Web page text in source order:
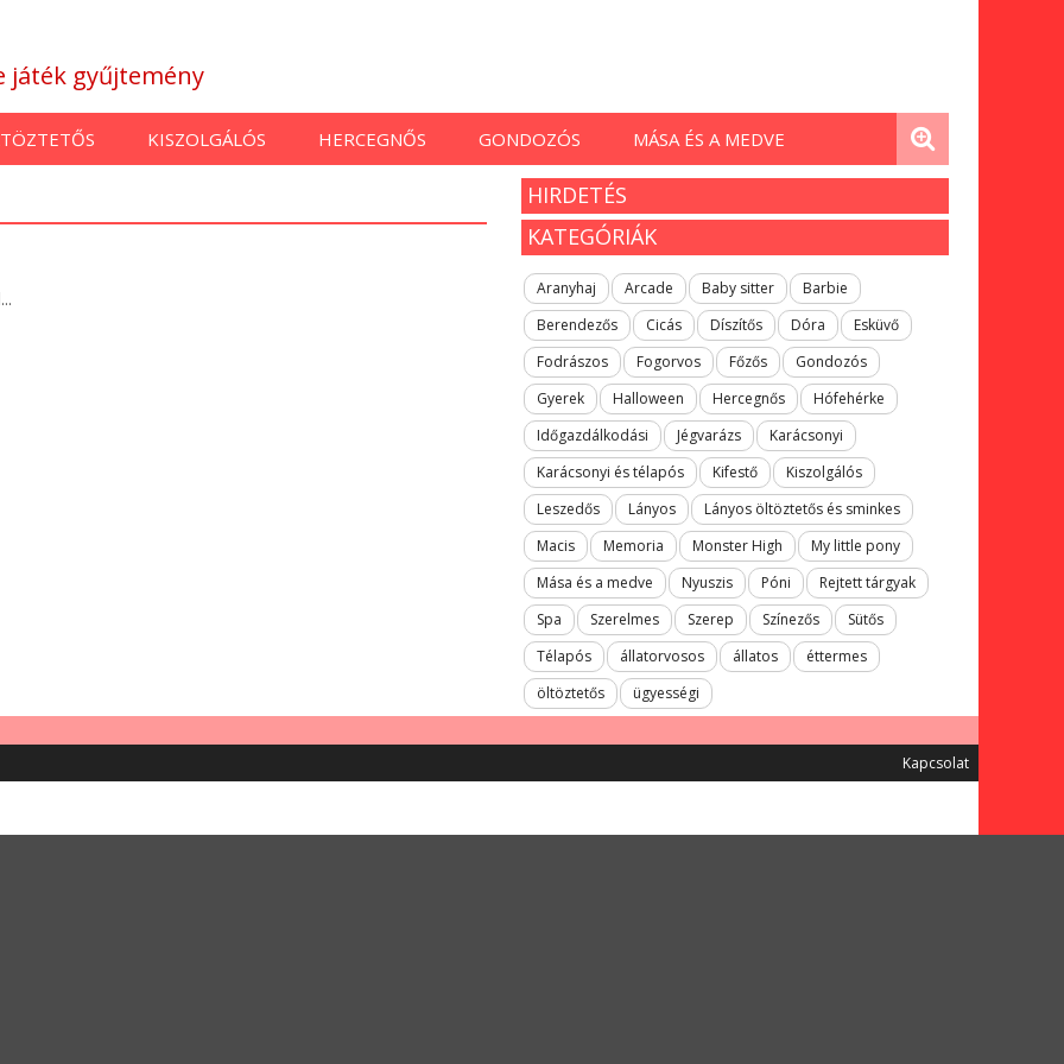
játék gyűjtemény
KISZOLGÁLÓS HERCEGNŐS GONDOZÓS MÁSA ÉS A MEDVE
HIRDETÉS
KATEGÓRIÁK
Aranyhaj Arcade Baby sitter
Barbie
Berendezős
Cicás Díszítős Dóra
Esküvő
Fodrászos
Fogorvos Főzős
Gondozós
Gyerek
Halloween Hercegnős
Hófehérke
Időgazdálkodási
Jégvarázs
Karácsonyi
Karácsonyi és télapós
Kifestő
Kiszolgálós
Leszedős
Lányos
Lányos öltöztetős és sminkes
Macis
Memoria Monster High
My little pony
Mása és a medve
Nyuszis Póni
Rejtett tárgyak
Spa
Szerelmes Szerep Színezős
Sütős
Télapós
állatorvosos állatos
éttermes
öltöztetős
ügyességi
Kapcsolat